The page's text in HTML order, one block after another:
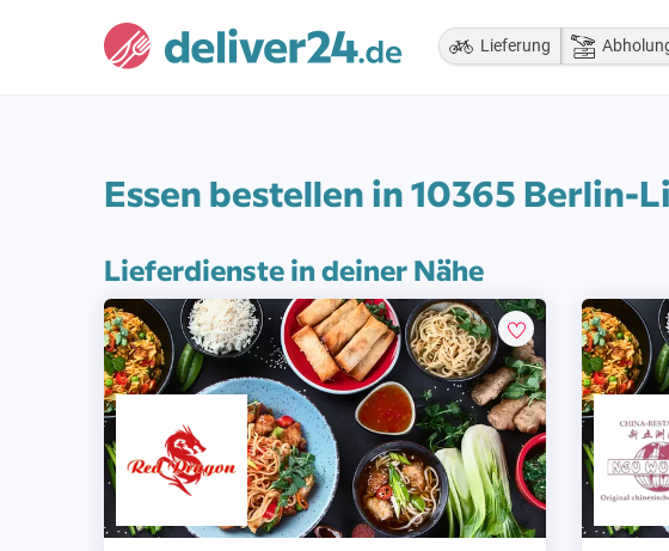
Lieferung
Essen bestellen in 10365 Berlin-
Lieferdienste in deiner Nähe